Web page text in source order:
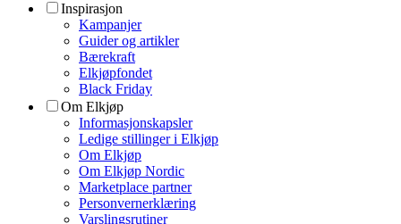
Inspirasjon
Kampanjer
Guider og artikler
Bærekraft
Elkjøpfondet
Black Friday
Om Elkjøp
Informasjonskapsler
Ledige stillinger i Elkjøp
Om Elkjøp
Om Elkjøp Nordic
Marketplace partner
Personvernerklæring
Varslingsrutiner